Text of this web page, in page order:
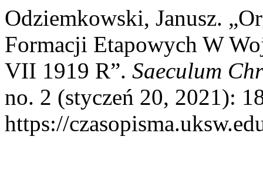
Odziemkowski, Janusz.
Formacji Etapowych W
VII 1919 R”. Saeculum
no. 2 (styczeń 20, 2021):
https://